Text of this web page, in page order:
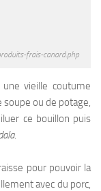
frais-canard.php
vieille coutume
soupe ou de potage,
ce bouillon puis
.
pour pouvoir la
avec du porc,